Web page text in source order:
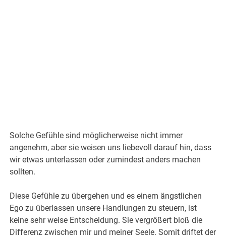
Solche Gefühle sind möglicherweise nicht immer
angenehm, aber sie weisen uns liebevoll darauf hin, dass
wir etwas unterlassen oder zumindest anders machen
sollten.
Diese Gefühle zu übergehen und es einem ängstlichen
Ego zu überlassen unsere Handlungen zu steuern, ist
keine sehr weise Entscheidung. Sie vergrößert bloß die
Differenz zwischen mir und meiner Seele. Somit driftet der